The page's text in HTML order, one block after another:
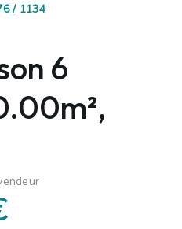
/ 1134
6